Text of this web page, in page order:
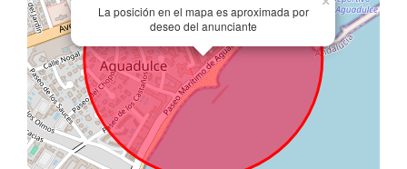
La posición en el mapa es aproximada por
deseo del anunciante